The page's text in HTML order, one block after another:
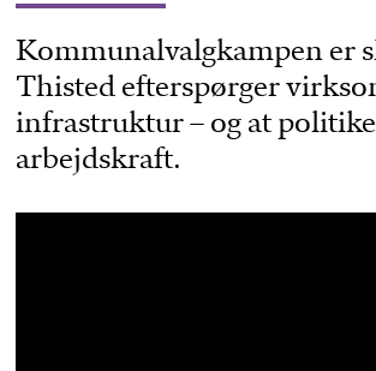
Kommunalvalgkampen er
Thisted efterspørger
infrastruktur – og at
arbejdskraft.